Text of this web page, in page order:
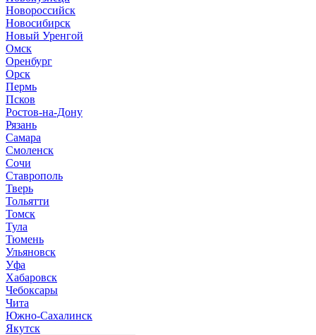
Новороссийск
Новосибирск
Новый Уренгой
Омск
Оренбург
Орск
Пермь
Псков
Ростов-на-Дону
Рязань
Самара
Смоленск
Сочи
Ставрополь
Тверь
Тольятти
Томск
Тула
Тюмень
Ульяновск
Уфа
Хабаровск
Чебоксары
Чита
Южно-Сахалинск
Якутск